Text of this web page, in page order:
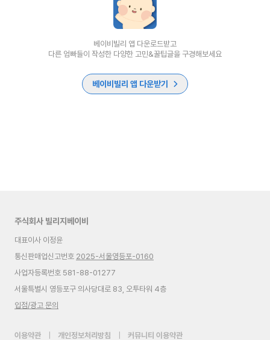
베이비빌리 앱 다운로드받고
다른 엄빠들이 작성한 다양한 고민&꿀팁글을 구경해보세요
베이비빌리 앱 다운받기
주식회사 빌리지베이비
대표이사 이정윤
통신판매업신고번호 2025-서울영등포-0160
사업자등록번호 581-88-01277
서울특별시 영등포구 의사당대로 83, 오투타워 4층
입점/광고 문의
이용약관 개인정보처리방침 커뮤니티 이용약관